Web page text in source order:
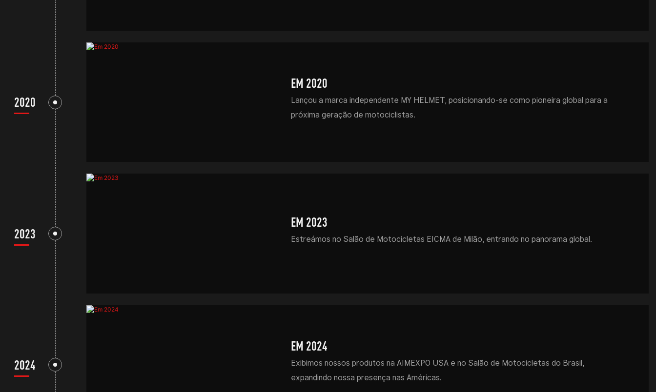
2020
EM 2020
Lançou a marca independente MY HELMET, posicionando-se como pioneira global para a
próxima geração de motociclistas.
2023
EM 2023
Estreámos no Salão de Motocicletas EICMA de Milão, entrando no panorama global.
2024
EM 2024
Exibimos nossos produtos na AIMEXPO USA e no Salão de Motocicletas do Brasil,
expandindo nossa presença nas Américas.